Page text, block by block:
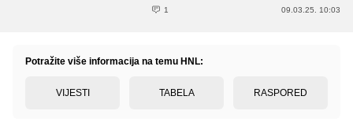
1 09.03.25. 10:03
Potražite više informacija na temu HNL:
VIJESTI TABELA RASPORED